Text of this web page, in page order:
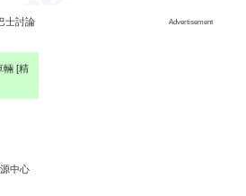
士討論
Advertisement
輛 [精
中心